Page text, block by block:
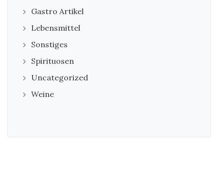
Gastro Artikel
Lebensmittel
Sonstiges
Spirituosen
Uncategorized
Weine